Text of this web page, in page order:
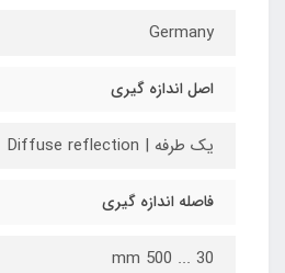
Germany
اصل اندازه گیری
یک طرفه | Diffuse reflection
فاصله اندازه گیری
30 ... 500 mm